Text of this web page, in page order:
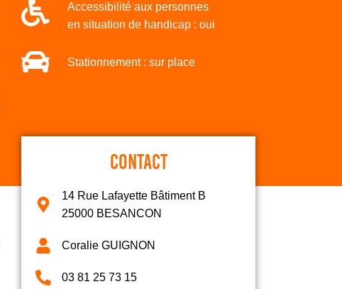
Accessibilité aux personnes
en situation de handicap : oui
Stationnement : sur place
CONTACT
14 Rue Lafayette Bâtiment B
25000 BESANCON
Coralie GUIGNON
03 81 25 73 15